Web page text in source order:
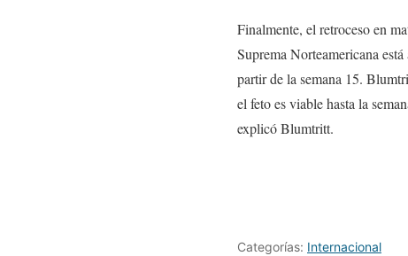
Finalmente, el retroceso en
Suprema Norteamericana
partir de la semana 15.
el feto es viable hasta la
explicó Blumtritt.
Categorías: Internacional